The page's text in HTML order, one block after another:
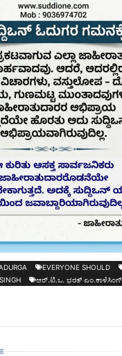
EVERYONE SHOULD
ಆರ್.ಟಿ.ಒ. ಭರತ್ ಎಂ.ಕಾಳೆಸಿಂಗ್